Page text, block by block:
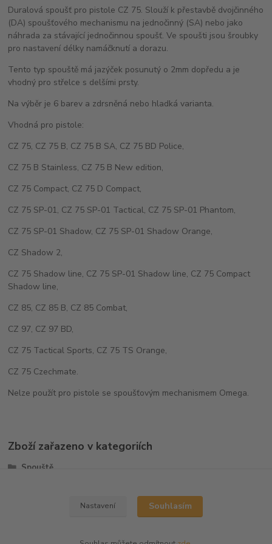
Duralová spoušť pro pistole CZ 75. Slouží k přestavbě dvojčinného
(DA) spoušťového mechanismu na jednočinný (SA) nebo jako
náhrada za stávající jednočinnou spoušť. Ve spoušti jsou šroubky
pro nastavení délky namáčknutí a dorazu.
Tento typ spouště má jazýček posunutý o 2mm dopředu a je
vhodný pro střelce s delšími prsty.
Na výběr je 6 barev a zdrsněná nebo hladká varianta.
Vhodná pro pistole:
CZ 75, CZ 75 B, CZ 75 B SA, CZ 75 BD Police,
CZ 75 B Stainless, CZ 75 B New edition,
CZ 75 Compact, CZ 75 D Compact,
CZ 75 SP-01, CZ 75 SP-01 Tactical, CZ 75 SP-01 Phantom,
CZ 75 SP-01 Shadow, CZ 75 SP-01 Shadow Orange,
CZ Shadow 2,
CZ 75 Shadow line, CZ 75 SP-01 Shadow line, CZ 75 Compact
Shadow line,
CZ 85, CZ 85 B, CZ 85 Combat,
CZ 97, CZ 97 BD,
CZ 75 Tactical Sports, CZ 75 TS Orange,
CZ 75 Czechmate.
Nelze použít pro pistole se spoušťovým mechanismem Omega.
Zboží zařazeno v kategoriích
Spouště
Nastavení Souhlasím